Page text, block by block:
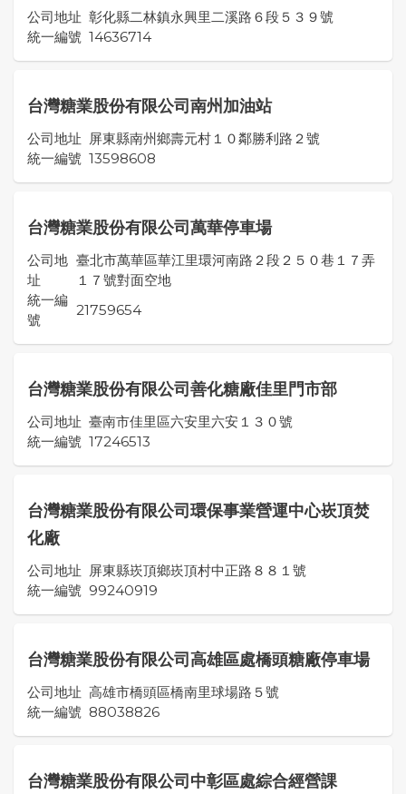
公司地址 彰化縣二林鎮永興里二溪路６段５３９號
統一編號 14636714
台灣糖業股份有限公司南州加油站
公司地址 屏東縣南州鄉壽元村１０鄰勝利路２號
統一編號 13598608
台灣糖業股份有限公司萬華停車場
公司地
址
臺北市萬華區華江里環河南路２段２５０巷１７弄
１７號對面空地
統一編
號
21759654
台灣糖業股份有限公司善化糖廠佳里門市部
公司地址 臺南市佳里區六安里六安１３０號
統一編號 17246513
台灣糖業股份有限公司環保事業營運中心崁頂焚
化廠
公司地址 屏東縣崁頂鄉崁頂村中正路８８１號
統一編號 99240919
台灣糖業股份有限公司高雄區處橋頭糖廠停車場
公司地址 高雄市橋頭區橋南里球場路５號
統一編號 88038826
台灣糖業股份有限公司中彰區處綜合經營課